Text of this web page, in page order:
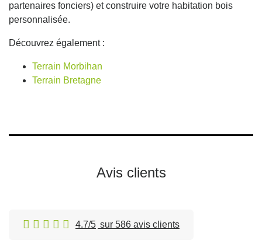
partenaires fonciers) et construire votre habitation bois
personnalisée.
Découvrez également :
Terrain Morbihan
Terrain Bretagne
Avis clients
4.7/5 sur 586 avis clients